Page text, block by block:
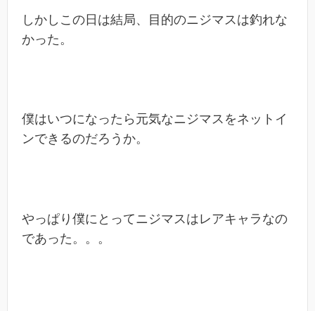
しかしこの日は結局、目的のニジマスは釣れな
かった。
僕はいつになったら元気なニジマスをネットイ
ンできるのだろうか。
やっぱり僕にとってニジマスはレアキャラなの
であった。。。